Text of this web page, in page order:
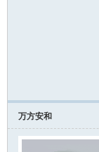
万方安和